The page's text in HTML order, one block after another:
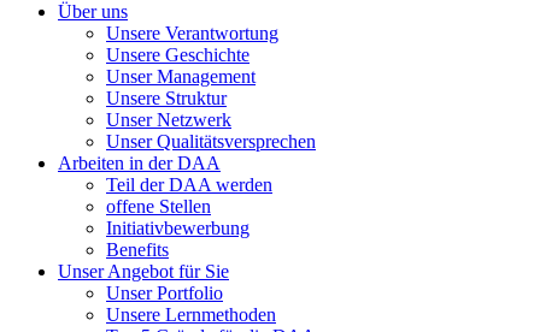
Über uns
Unsere Verantwortung
Unsere Geschichte
Unser Management
Unsere Struktur
Unser Netzwerk
Unser Qualitätsversprechen
Arbeiten in der DAA
Teil der DAA werden
offene Stellen
Initiativbewerbung
Benefits
Unser Angebot für Sie
Unser Portfolio
Unsere Lernmethoden